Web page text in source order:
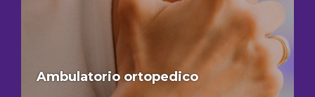
Ambulatorio ortopedico